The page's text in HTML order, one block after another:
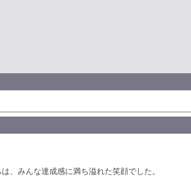
、みんな達成感に満ち溢れた笑顔でした。